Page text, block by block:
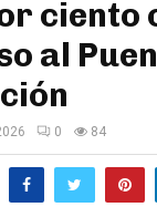
ciento
al
0 84